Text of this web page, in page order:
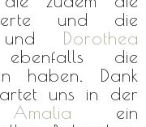
und die
und Dorothea
die
haben. Dank
uns in der
ein